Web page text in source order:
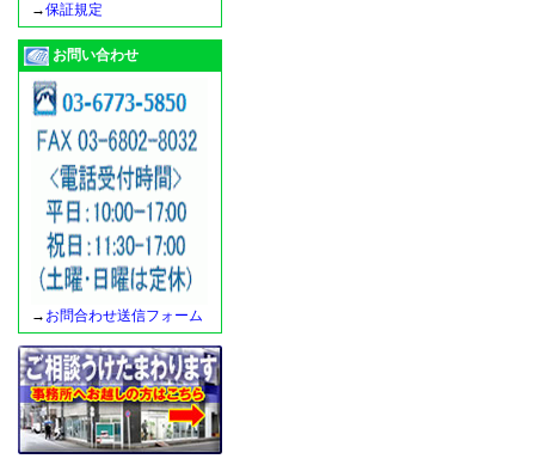
→保証規定
お問い合わせ
→ お問合わせ送信フォーム